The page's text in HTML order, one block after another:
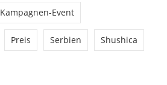
Kampagnen-Event
Preis Serbien Shushica